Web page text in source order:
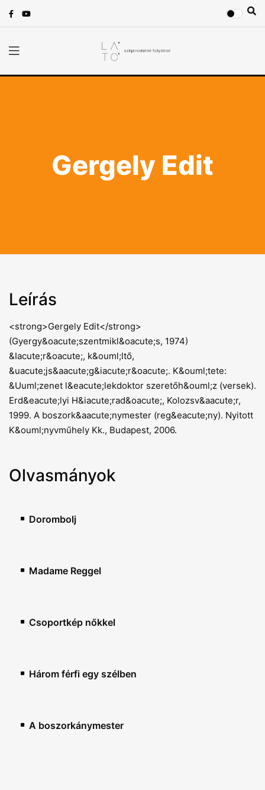
Gergely Edit
Leírás
<strong>Gergely Edit</strong>
(Gyergy&oacute;szentmikl&oacute;s, 1974)
&Iacute;r&oacute;, k&ouml;ltő,
&uacute;js&aacute;g&iacute;r&oacute;. K&ouml;tete:
&Uuml;zenet l&eacute;lekdoktor szeretőh&ouml;z (versek).
Erd&eacute;lyi H&iacute;rad&oacute;, Kolozsv&aacute;r,
1999. A boszork&aacute;nymester (reg&eacute;ny). Nyitott
K&ouml;nyvműhely Kk., Budapest, 2006.
Olvasmányok
Dorombolj
Madame Reggel
Csoportkép nőkkel
Három férfi egy szélben
A boszorkánymester